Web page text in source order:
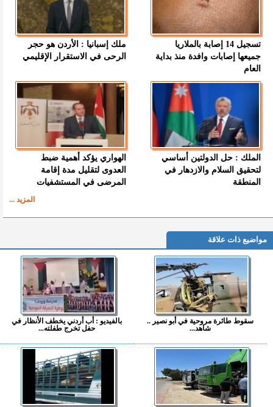
تسجيل 14 إصابة بالملاريا
جميعها إصابات وافدة منذ بداية
العام
ملك إسبانيا : الأردن هو حجر
الرحى في الاستقرار الإقليمي
الملك : حل الدولتين أساسي
لتحقيق السلام والازدهار في
المنطقة
الهواري يؤكد أهمية ضبط
العدوى لتقليل مدة إقامة
المرضى في المستشفيات
المزيد ...
مواضيع ذات علاقة
سقوط طائرة مروحية في أبو نصير ..
شاهد...
بالفيديو : أب أردني يخطف الأنظار في
حفل تخرج طفلته...